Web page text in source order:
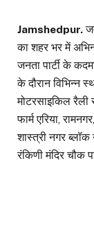
Jamshedpur.
का शहर भर में
जनता पार्टी के
के दौरान विभिन्न
मोटरसाइकिल रैली
फार्म एरिया,
शास्त्री नगर
रंकिणी मंदिर चौक